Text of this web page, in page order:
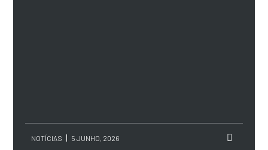
NOTÍCIAS 5 JUNHO, 2026